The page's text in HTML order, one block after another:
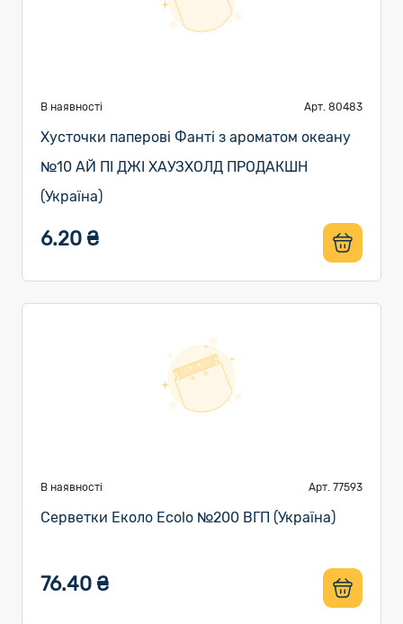
В наявності Арт. 80483
Хусточки паперові Фанті з ароматом океану
№10 АЙ ПІ ДЖІ ХАУЗХОЛД ПРОДАКШН
(Україна)
6.20 ₴
В наявності Арт. 77593
Серветки Еколо Ecolo №200 ВГП (Україна)
76.40 ₴